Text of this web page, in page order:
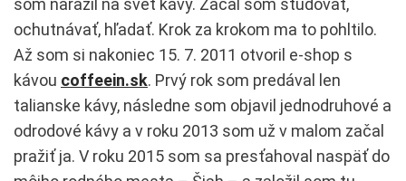
som narazil na svet kávy. Začal som študovať,
ochutnávať, hľadať. Krok za krokom ma to pohltilo.
Až som si nakoniec 15. 7. 2011 otvoril e-shop s
kávou coffeein.sk. Prvý rok som predával len
talianske kávy, následne som objavil jednodruhové a
odrodové kávy a v roku 2013 som už v malom začal
pražiť ja. V roku 2015 som sa presťahoval naspäť do